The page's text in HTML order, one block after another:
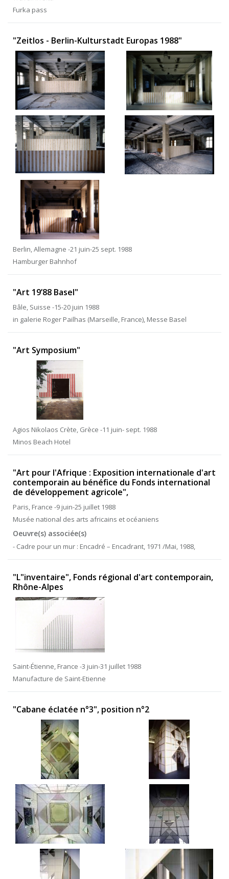
Furka pass
"Zeitlos - Berlin-Kulturstadt Europas 1988"
Berlin, Allemagne -21 juin-25 sept. 1988
Hamburger Bahnhof
"Art 19’88 Basel"
Bâle, Suisse -15-20 juin 1988
in galerie Roger Pailhas (Marseille, France), Messe Basel
"Art Symposium"
Agios Nikolaos Crète, Grèce -11 juin- sept. 1988
Minos Beach Hotel
"Art pour l'Afrique : Exposition internationale d'art
contemporain au bénéfice du Fonds international
de développement agricole",
Paris, France -9 juin-25 juillet 1988
Musée national des arts africains et océaniens
Oeuvre(s) associée(s)
- Cadre pour un mur : Encadré – Encadrant, 1971 /Mai, 1988,
"L"inventaire", Fonds régional d'art contemporain,
Rhône-Alpes
Saint-Étienne, France -3 juin-31 juillet 1988
Manufacture de Saint-Etienne
"Cabane éclatée n°3", position n°2